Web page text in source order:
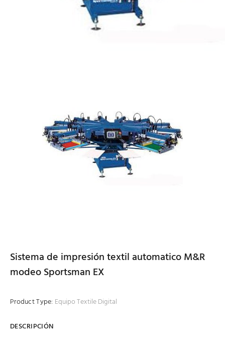
Sistema de impresión textil automatico M&R
modeo Sportsman EX
Product Type: Equipo Textile Digital
DESCRIPCIÓN